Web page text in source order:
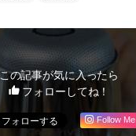
この記事が気に入ったら
フォローしてね！
Follow Me